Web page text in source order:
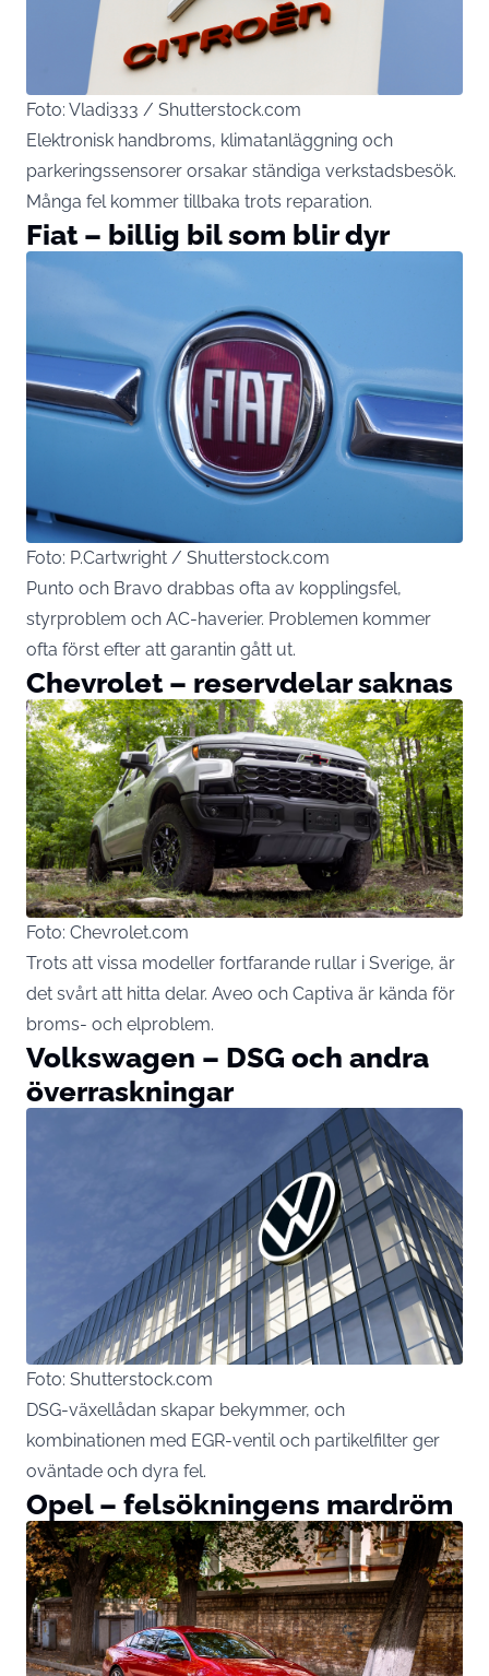
Foto: Vladi333 / Shutterstock.com
Elektronisk handbroms, klimatanläggning och
parkeringssensorer orsakar ständiga verkstadsbesök.
Många fel kommer tillbaka trots reparation.
Fiat – billig bil som blir dyr
Foto: P.Cartwright / Shutterstock.com
Punto och Bravo drabbas ofta av kopplingsfel,
styrproblem och AC-haverier. Problemen kommer
ofta först efter att garantin gått ut.
Chevrolet – reservdelar saknas
Foto: Chevrolet.com
Trots att vissa modeller fortfarande rullar i Sverige, är
det svårt att hitta delar. Aveo och Captiva är kända för
broms- och elproblem.
Volkswagen – DSG och andra
överraskningar
Foto: Shutterstock.com
DSG-växellådan skapar bekymmer, och
kombinationen med EGR-ventil och partikelfilter ger
oväntade och dyra fel.
Opel – felsökningens mardröm